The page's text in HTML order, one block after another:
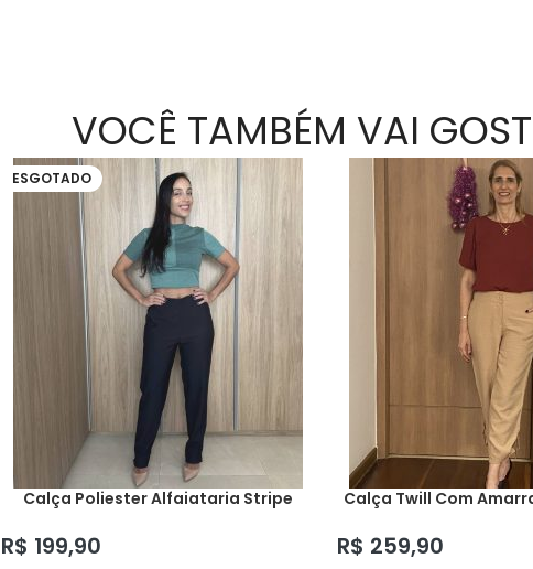
VOCÊ TAMBÉM VAI
ESGOTADO
Calça Poliester Alfaiataria Stripe
R$ 199,90
Calça Twill Com
R$ 259,90